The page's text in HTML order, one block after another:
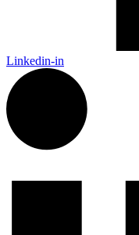
Linkedin-in